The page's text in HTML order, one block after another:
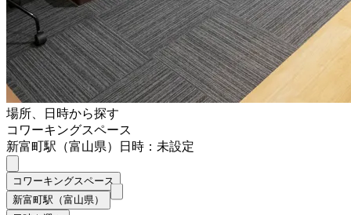
場所、日時から探す
コワーキングスペース
新富町駅（富山県）
日時：未設定
コワーキングスペース
新富町駅（富山県）